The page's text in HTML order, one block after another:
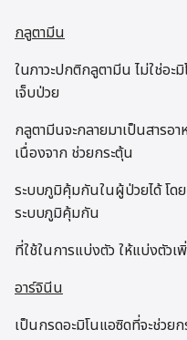
กลูตามีน
ในภาวะปกติกลูตามีน ไม่ใช่อะ
เจ็บป่วย
กลูตามีนจะกลายมาเป็นสารอ
เนื่องจาก ช่วยกระตุ้น
ระบบภูมิคุ้มกันในผู้ป่วยได้ โ
ระบบภูมิคุ้มกัน
ที่ใช้ในการแบ่งตัว ให้แบ่งตัวเ
อาร์จินีน
เป็นกรดอะมิโนแอซิดที่จะช่วย